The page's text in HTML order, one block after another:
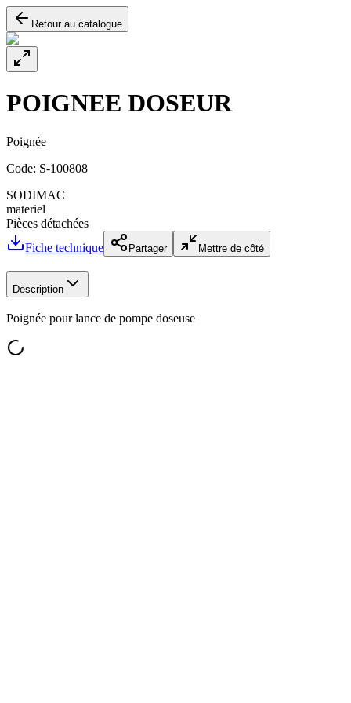
Retour au catalogue
POIGNEE DOSEUR
Poignée
Code: S-100808
SODIMAC
materiel
Pièces détachées
Fiche technique
Partager Mettre de côté
Description
Poignée pour lance de pompe doseuse